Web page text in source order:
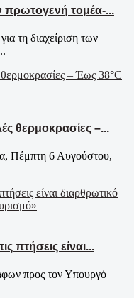
πρωτογενή τομέα-...
τη διαχείριση των
θερμοκρασίες –...
Πέμπτη 6 Αυγούστου,
πτήσεις είναι...
προς τον Υπουργό